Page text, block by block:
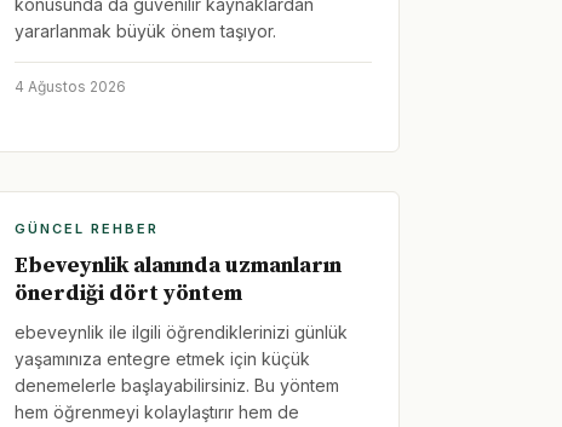
konusunda da güvenilir kaynaklardan
yararlanmak büyük önem taşıyor.
4 Ağustos 2026
GÜNCEL REHBER
Ebeveynlik alanında uzmanların
önerdiği dört yöntem
ebeveynlik ile ilgili öğrendiklerinizi günlük
yaşamınıza entegre etmek için küçük
denemelerle başlayabilirsiniz. Bu yöntem
hem öğrenmeyi kolaylaştırır hem de